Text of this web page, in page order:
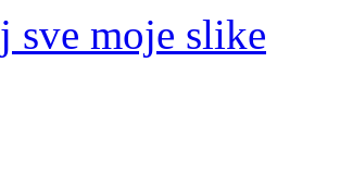
sve moje slike